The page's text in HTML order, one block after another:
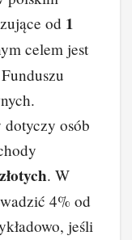
Li
n
k
od 1
celem jest
dotyczy osób
. W
4% od
jeśli